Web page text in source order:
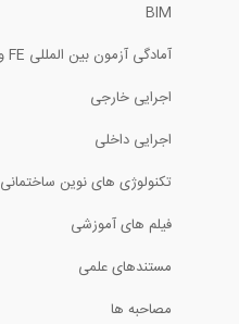
BIM
آمادگی آزمون بین المللی FE و PE
اجرایی خارجی
اجرایی داخلی
تکنولوژی های نوین ساختمانی
فیلم های آموزشی
مستندهای علمی
مصاحبه ها